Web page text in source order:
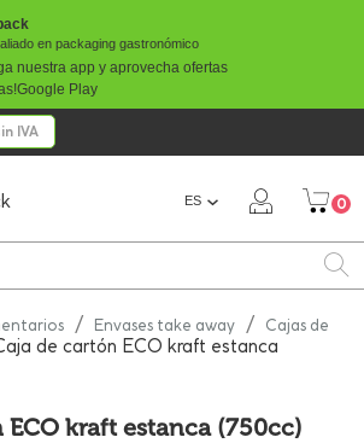
en packaging gastronómico
nuestra app y aprovecha ofertas
Google Play
IVA
ES 0
Envases take away
Cajas de
de cartón ECO kraft estanca
kraft estanca (750cc)